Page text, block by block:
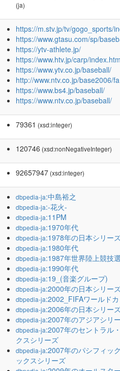
(ja)
https://m.stv.jp/tv/gogo_sports/
https://www.gtasu.com/sp/
https://ytv-athlete.jp/
https://www.htv.jp/carp/
https://www.ytv.co.jp/baseball/
http://www.ntv.co.jp/base2006/
https://www.bs4.jp/baseball/
https://www.ntv.co.jp/baseball/
79361 (xsd:integer)
120746 (xsd:nonNegativeInteger)
92657947 (xsd:integer)
dbpedia-ja:中島裕之
dbpedia-ja:-花火-
dbpedia-ja:11PM
dbpedia-ja:1970年代
dbpedia-ja:1978年の日本シリー
dbpedia-ja:1980年代
dbpedia-ja:1987年世界陸上競技
dbpedia-ja:1990年代
dbpedia-ja:19_(音楽グループ)
dbpedia-ja:2000年の日本シリー
dbpedia-ja:2002_FIFAワールド
dbpedia-ja:2006年の日本シリー
dbpedia-ja:2007年のアジアシリ
dbpedia-ja:2007年のセントラル
クスシリーズ
dbpedia-ja:2007年のパシフィッ
ックスシリーズ